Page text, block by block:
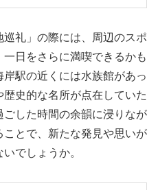
礼」の際には、周辺のスポ
日をさらに満喫できるかも
駅の近くには水族館があっ
史的な名所が点在していた
した時間の余韻に浸りなが
とで、新たな発見や思いが
でしょうか。